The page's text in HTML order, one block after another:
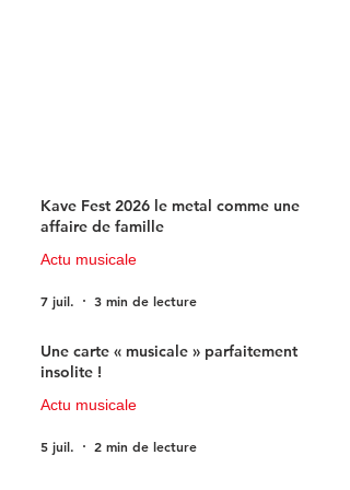
Kave Fest 2026 le metal comme une
affaire de famille
Actu musicale
7 juil. 3 min de lecture
Une carte « musicale » parfaitement
insolite !
Actu musicale
5 juil. 2 min de lecture